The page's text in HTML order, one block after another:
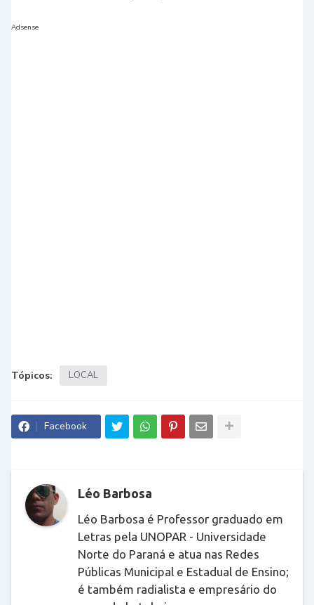
Adsense
Tópicos: LOCAL
Facebook
Léo Barbosa
Léo Barbosa é Professor graduado em
Letras pela UNOPAR - Universidade
Norte do Paraná e atua nas Redes
Públicas Municipal e Estadual de Ensino;
é também radialista e empresário do